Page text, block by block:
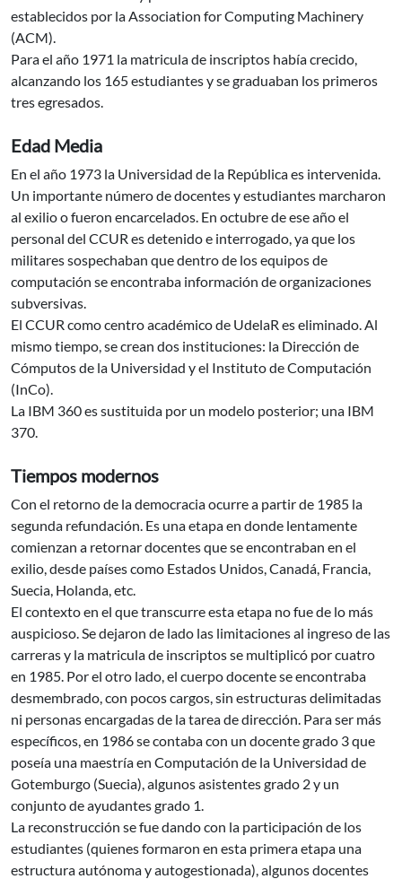
establecidos por la Association for Computing Machinery
(ACM).
Para el año 1971 la matricula de inscriptos había crecido,
alcanzando los 165 estudiantes y se graduaban los primeros
tres egresados.
Edad Media
En el año 1973 la Universidad de la República es intervenida.
Un importante número de docentes y estudiantes marcharon
al exilio o fueron encarcelados. En octubre de ese año el
personal del CCUR es detenido e interrogado, ya que los
militares sospechaban que dentro de los equipos de
computación se encontraba información de organizaciones
subversivas.
El CCUR como centro académico de UdelaR es eliminado. Al
mismo tiempo, se crean dos instituciones: la Dirección de
Cómputos de la Universidad y el Instituto de Computación
(InCo).
La IBM 360 es sustituida por un modelo posterior; una IBM
370.
Tiempos modernos
Con el retorno de la democracia ocurre a partir de 1985 la
segunda refundación. Es una etapa en donde lentamente
comienzan a retornar docentes que se encontraban en el
exilio, desde países como Estados Unidos, Canadá, Francia,
Suecia, Holanda, etc.
El contexto en el que transcurre esta etapa no fue de lo más
auspicioso. Se dejaron de lado las limitaciones al ingreso de las
carreras y la matricula de inscriptos se multiplicó por cuatro
en 1985. Por el otro lado, el cuerpo docente se encontraba
desmembrado, con pocos cargos, sin estructuras delimitadas
ni personas encargadas de la tarea de dirección. Para ser más
específicos, en 1986 se contaba con un docente grado 3 que
poseía una maestría en Computación de la Universidad de
Gotemburgo (Suecia), algunos asistentes grado 2 y un
conjunto de ayudantes grado 1.
La reconstrucción se fue dando con la participación de los
estudiantes (quienes formaron en esta primera etapa una
estructura autónoma y autogestionada), algunos docentes